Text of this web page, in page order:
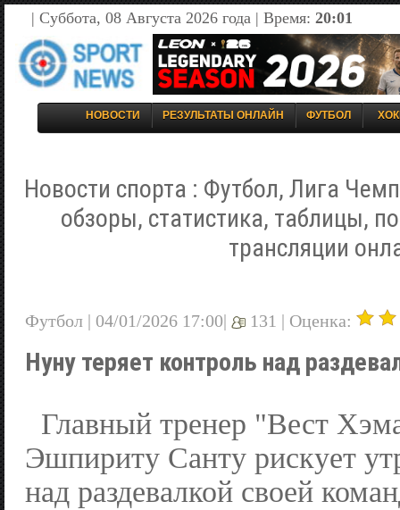
| Суббота, 08 Августа 2026 года | Время: 20:01
НОВОСТИ РЕЗУЛЬТАТЫ ОНЛАЙН ФУТБОЛ
Новости спорта : Футбол, Лига
обзоры, статистика, таблицы,
трансляции
Футбол | 04/01/2026 17:00| 131 | Оценка:
Нуну теряет контроль над
Главный тренер "Вест
Эшпириту Санту рискует
над раздевалкой своей